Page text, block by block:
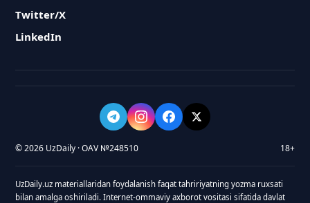
Twitter/X
LinkedIn
© 2026 UzDaily · OAV №248510 18+
UzDaily.uz materiallaridan foydalanish faqat tahririyatning yozma ruxsati
bilan amalga oshiriladi. Internet-ommaviy axborot vositasi sifatida davlat